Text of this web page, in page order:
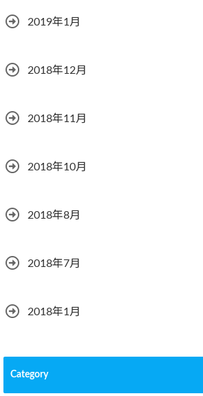
2019年1月
2018年12月
2018年11月
2018年10月
2018年8月
2018年7月
2018年1月
Category